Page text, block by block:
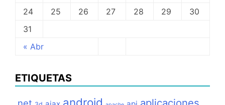
« Abr
24
25 26 27 28 29
30
31
ETIQUETAS
android